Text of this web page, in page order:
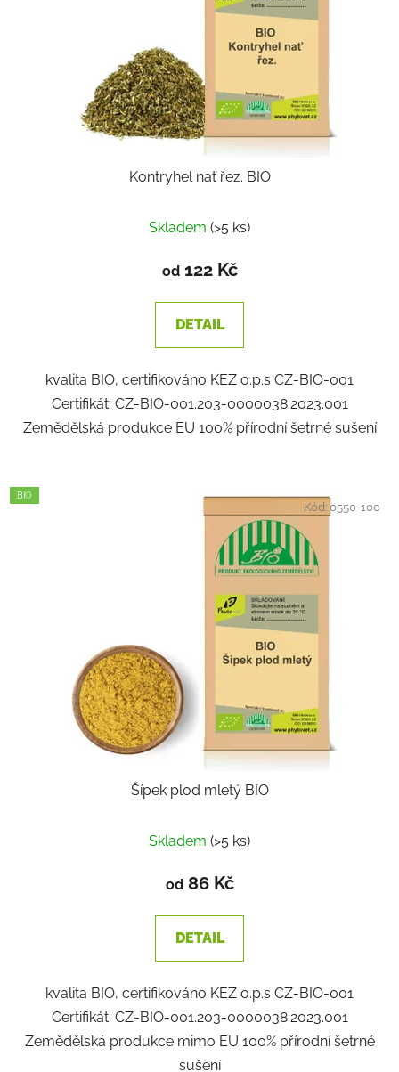
Kontryhel nať řez. BIO
Skladem (>5 ks)
od122 Kč
DETAIL
kvalita BIO, certifikováno KEZ o.p.s CZ-BIO-001
Certifikát: CZ-BIO-001.203-0000038.2023.001
Zemědělská produkce EU 100% přírodní šetrné sušení
BIO
Šípek plod mletý BIO
Skladem (>5 ks)
od86 Kč
DETAIL
kvalita BIO, certifikováno KEZ o.p.s CZ-BIO-001
Certifikát: CZ-BIO-001.203-0000038.2023.001
Zemědělská produkce mimo EU 100% přírodní šetrné
sušení
Kód:0550-100